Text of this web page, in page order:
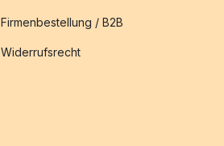
Firmenbestellung / B2B
Widerrufsrecht